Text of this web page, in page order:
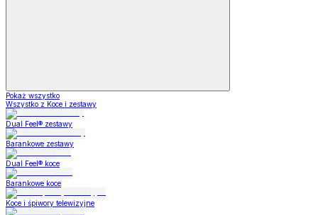
Pokaż wszystko
Wszystko z Koce i zestawy
Dual Feel® zestawy
Barankowe zestawy
Dual Feel® koce
Barankowe koce
Koce i śpiwory telewizyjne